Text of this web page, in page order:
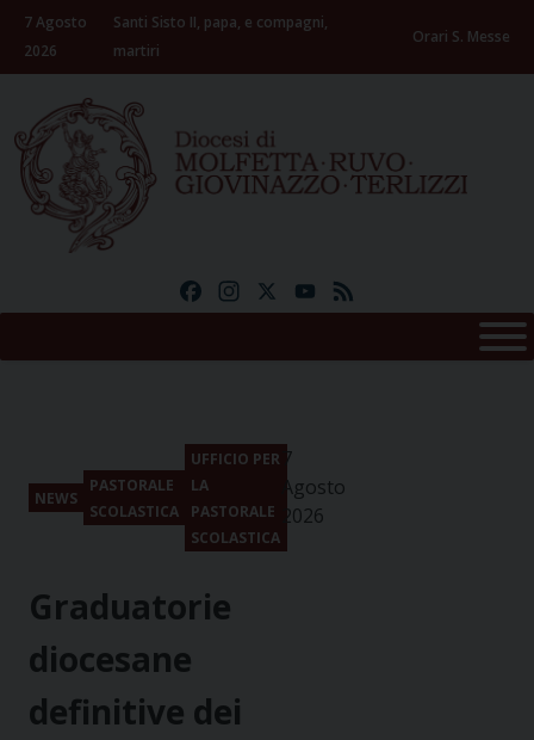
Skip
content
7 Agosto
2026
Santi Sisto II, papa, e compagni,
martiri
Orari S. Messe
FacebookInstagramYouTube
NEWS
PASTORALE
SCOLASTICA
UFFICIO PER
LA
PASTORALE
SCOLASTICA
7
Agosto
2026
Graduatorie
diocesane
definitive dei